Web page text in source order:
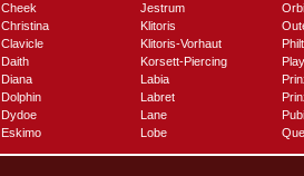
Cheek
Christina
Clavicle
Daith
Diana
Dolphin
Dydoe
Eskimo
Jestrum
Klitoris
Klitoris-Vorhaut
Korsett-Piercing
Labia
Labret
Lane
Lobe